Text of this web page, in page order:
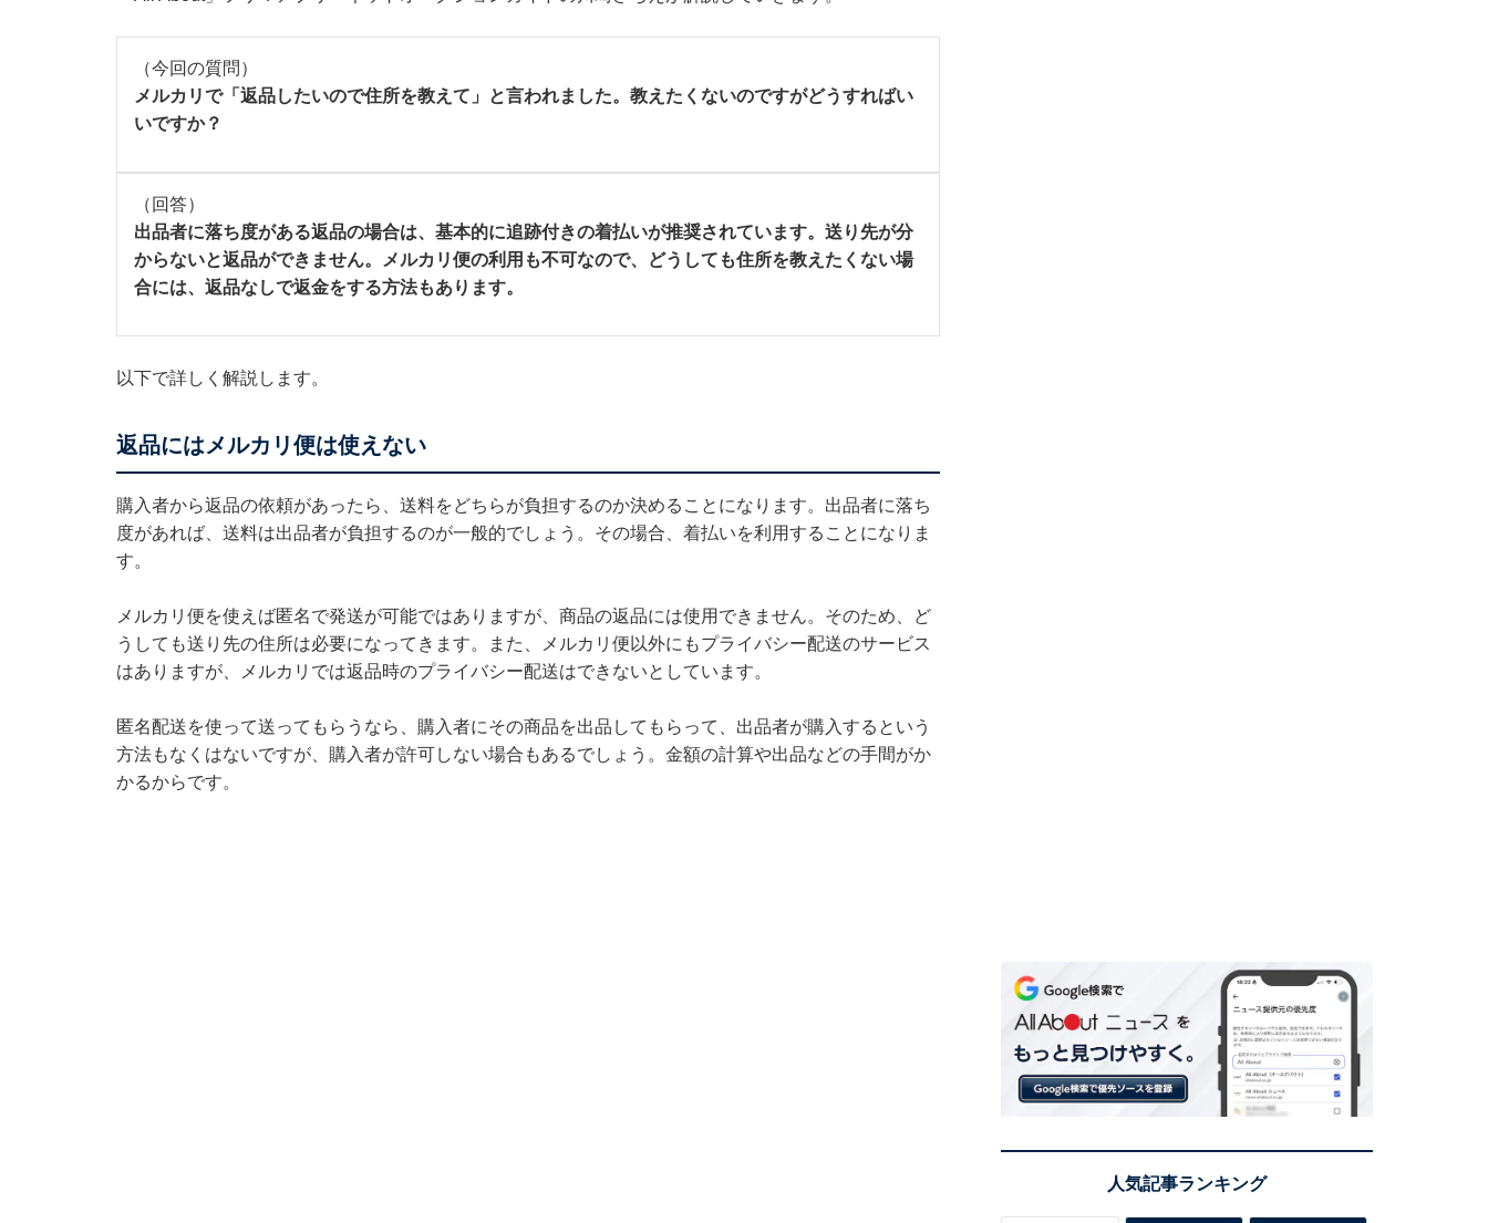
（今回の質問）
メルカリで「返品したいので住所を教えて」と言われました。教えたくないのですがどうすればい
いですか？
（回答）
出品者に落ち度がある返品の場合は、基本的に追跡付きの着払いが推奨されています。送り先が分
からないと返品ができません。メルカリ便の利用も不可なので、どうしても住所を教えたくない場
合には、返品なしで返金をする方法もあります。
以下で詳しく解説します。
返品にはメルカリ便は使えない
購入者から返品の依頼があったら、送料をどちらが負担するのか決めることになります。出品者に落ち
度があれば、送料は出品者が負担するのが一般的でしょう。その場合、着払いを利用することになりま
す。
メルカリ便を使えば匿名で発送が可能ではありますが、商品の返品には使用できません。そのため、ど
うしても送り先の住所は必要になってきます。また、メルカリ便以外にもプライバシー配送のサービス
はありますが、メルカリでは返品時のプライバシー配送はできないとしています。
匿名配送を使って送ってもらうなら、購入者にその商品を出品してもらって、出品者が購入するという
方法もなくはないですが、購入者が許可しない場合もあるでしょう。金額の計算や出品などの手間がか
かるからです。